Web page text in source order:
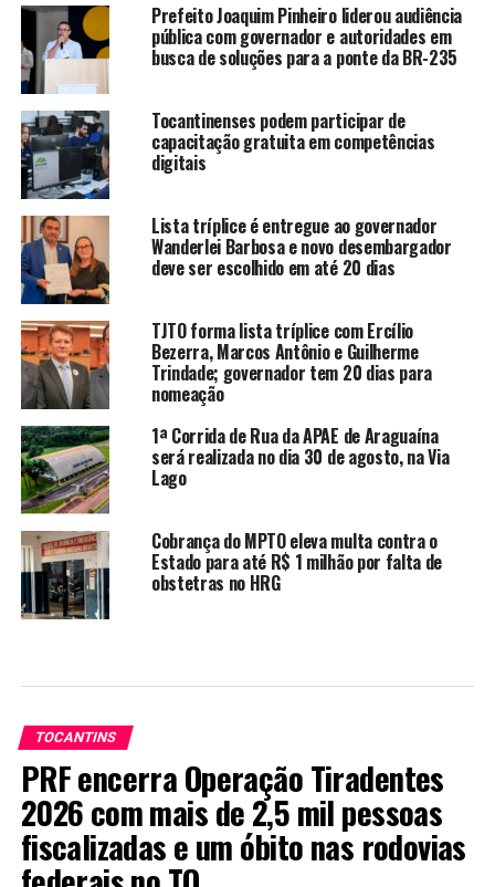
Prefeito Joaquim Pinheiro liderou audiência
pública com governador e autoridades em
busca de soluções para a ponte da BR-235
Tocantinenses podem participar de
capacitação gratuita em competências
digitais
Lista tríplice é entregue ao governador
Wanderlei Barbosa e novo desembargador
deve ser escolhido em até 20 dias
TJTO forma lista tríplice com Ercílio
Bezerra, Marcos Antônio e Guilherme
Trindade; governador tem 20 dias para
nomeação
1ª Corrida de Rua da APAE de Araguaína
será realizada no dia 30 de agosto, na Via
Lago
Cobrança do MPTO eleva multa contra o
Estado para até R$ 1 milhão por falta de
obstetras no HRG
TOCANTINS
PRF encerra Operação Tiradentes
2026 com mais de 2,5 mil pessoas
fiscalizadas e um óbito nas rodovias